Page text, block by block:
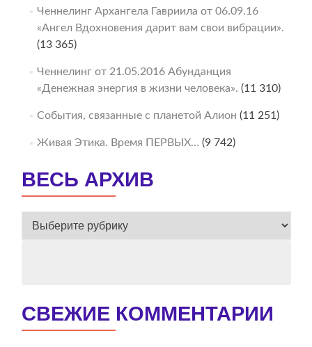
Ченнелинг Архангела Гавриила от 06.09.16
«Ангел Вдохновения дарит вам свои вибрации».
(13 365)
Ченнелинг от 21.05.2016 Абунданция
«Денежная энергия в жизни человека». (11 310)
События, связанные с планетой Алион (11 251)
Живая Этика. Время ПЕРВЫХ… (9 742)
ВЕСЬ АРХИВ
ВЕСЬ
СВЕЖИЕ КОММЕНТАРИИ